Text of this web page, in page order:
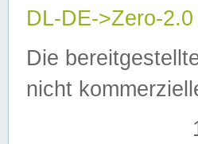
DL-DE->Zero-2.0
Die
nicht